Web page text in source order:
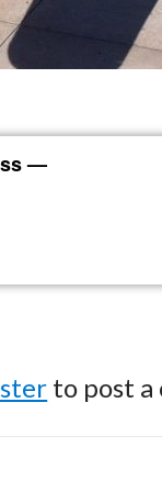
—
to post a